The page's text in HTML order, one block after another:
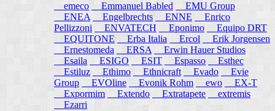
emeco
Emmanuel Babled
EMU Group
ENEA
Engelbrechts ENNE
Enrico
Pellizzoni ENVATECH Eponimo
Equipo DRT
EQUITONE
Erba Italia Ercol
Erik Jorgensen
Ernestomeda
ERSA
Erwin Hauer Studios
Esaila
ESIGO ESIT Espasso
Esthec
Estiluz
Ethimo Ethnicraft Evado
Evie
Group
EVOline Evonik Rohm ewo
EX-T
Expormim
Extendo Extratapete
extremis
Ezarri